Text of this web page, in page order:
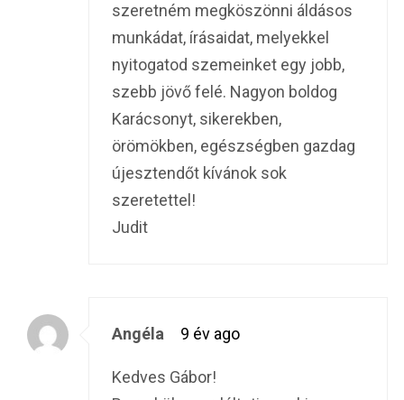
szeretném megköszönni áldásos
munkádat, írásaidat, melyekkel
nyitogatod szemeinket egy jobb,
szebb jövő felé. Nagyon boldog
Karácsonyt, sikerekben,
örömökben, egészségben gazdag
újesztendőt kívánok sok
szeretettel!
Judit
Angéla 9 év ago
Kedves Gábor!